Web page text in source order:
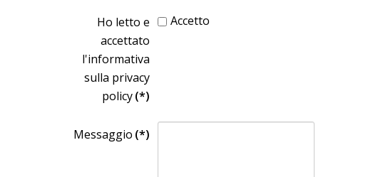
Ho letto e
accettato
l'informativa
sulla privacy
policy(*)
Accetto
Messaggio (*)